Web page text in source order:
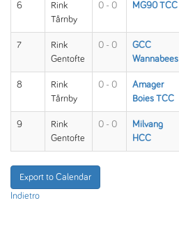
6
Rink
Tårnby
0 - 0 MG90 TCC
7
Rink
Gentofte
0 - 0
GCC
Wannabees
8
Rink
Tårnby
0 - 0
Amager
Boies TCC
9
Rink
Gentofte
0 - 0
Milvang
HCC
Export to Calendar
Indietro